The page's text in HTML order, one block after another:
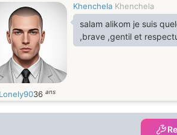
Khenchela Khenchela
salam alikom je suis
,brave ,gentil et
Lonely9036 ans